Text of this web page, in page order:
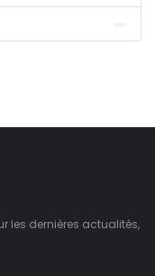
les dernières actualités,